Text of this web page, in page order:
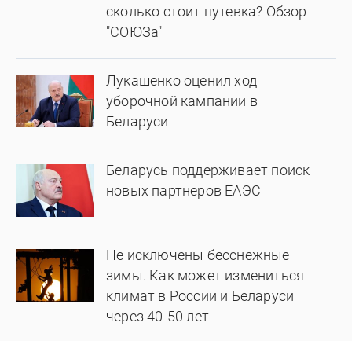
сколько стоит путевка? Обзор
"СОЮЗа"
Лукашенко оценил ход
уборочной кампании в
Беларуси
Беларусь поддерживает поиск
новых партнеров ЕАЭС
Не исключены бесснежные
зимы. Как может измениться
климат в России и Беларуси
через 40-50 лет